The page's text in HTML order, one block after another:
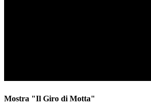
Mostra "Il Giro di Motta"